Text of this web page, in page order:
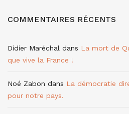
COMMENTAIRES RÉCENTS
Didier Maréchal dans La mort de
que vive la France !
Noé Zabon dans La démocratie
pour notre pays.